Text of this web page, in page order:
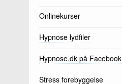
Onlinekurser
Hypnose lydfiler
Hypnose.dk på Facebook
Stress forebyggelse